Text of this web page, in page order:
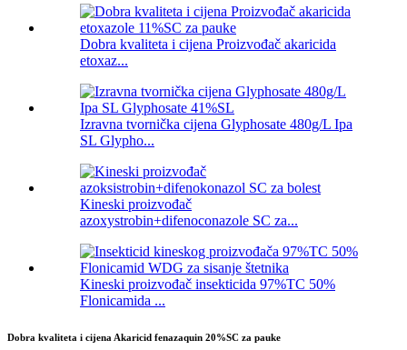
Dobra kvaliteta i cijena Proizvođač akaricida
etoxaz...
Izravna tvornička cijena Glyphosate 480g/L Ipa
SL Glypho...
Kineski proizvođač
azoxystrobin+difenoconazole SC za...
Kineski proizvođač insekticida 97%TC 50%
Flonicamida ...
Dobra kvaliteta i cijena Akaricid fenazaquin 20%SC za pauke